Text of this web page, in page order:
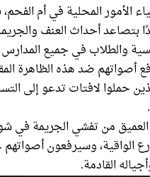
الأمور المحلية في أم
أحداث العنف
والطلاب في جميع
أصواتهم ضد هذه الظاهرة
حملوا لافتات تدعو إلى
من تفشي الجريمة في
الواقية، وسيرفعون
القادمة.